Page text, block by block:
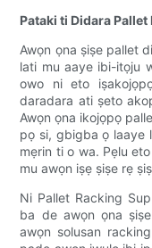
Pataki ti Didara
Awọn ọna ṣiṣe pallet
lati mu aaye ibi-itọju
owo ni eto
daradara ati ṣeto
Awọn ọna ikojọpọ
pọ si, gbigba ọ laaye
mẹrin ti o wa. Pẹlu
mu awọn iṣẹ ṣiṣe rẹ
Ni Pallet Racking
ba de awọn ọna
awọn solusan